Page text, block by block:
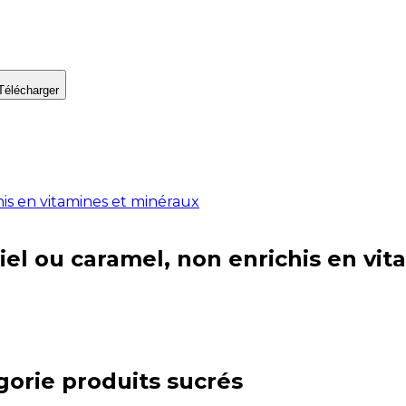
en vitamines et minéraux
ou caramel, non enrichis en
produits sucrés